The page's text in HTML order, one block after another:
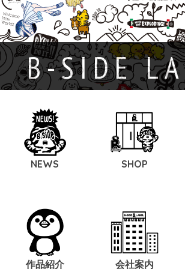
B-SIDE
NEWS SHOP
作品紹介 会社案内